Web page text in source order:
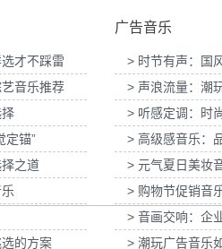
皮子酸奶TVC拍摄提供音
乐版权
为国泰海通证
才不踩雷
音乐推荐
定锚”
之道
的方案
广告音乐
> 时节有声：国
> 声浪流量：潮
> 听感定调：时
> 高级感音乐：
> 元气夏日美妆
> 购物节促销音
> 音画交响：企
> 潮玩广告音乐